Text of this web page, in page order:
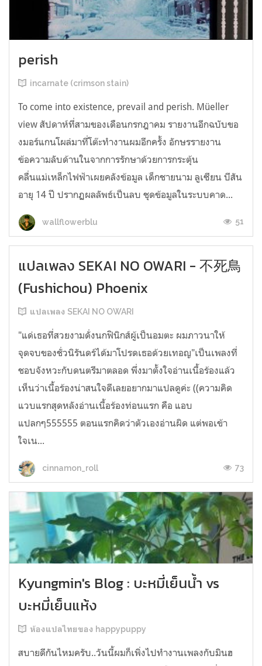
perish
incarnate (crimson stain)
To come into existence, prevail and perish. Müeller
view สัปดาห์ที่สามของเดือนกรกฎาคม รายงานอีกฉบับขอ
งมอร์แกนโผล่มาที่โต๊ะทำงานผมอีกครั้ง อักษรรายงาน
ข้อความลับด้านในจากการรักษาด้วยการกระตุ้น
คลื่นแม่เหล็กไฟฟ้าเผยคลังข้อมูล เด็กชายนาม ลูเซียน บีสัน
อายุ 14 ปี ปรากฏผลลัพธ์เป็นลบ ชุดข้อมูลในระบบคาด...
wallflowerblu 51
แปลเพลง SEKAI NO OWARI - 不死鳥
(Fushichou) Phoenix
แปลเพลง SEKAI NO OWARI
"แด่เธอที่สวยงามดั่งนกฟินิกส์ผู้เป็นอมตะ ผมภาวนาให้
จุดจบของชั่วนิรันดร์ได้มาโปรดเธอด้วยเทอญ"เป็นเพลงที่
ชอบจังหวะกับดนตรีมาตลอด พึ่งมาตั้งใจอ่านเนื้อร้องแล้ว
เห็นว่าเนื้อร้องน่าสนใจดีเลยอยากมาแปลดูค่ะ ((ความคิด
แวบแรกสุดหลังอ่านเนื้อร้องท่อนแรก คือ แอบ
แปลกๆ555555 ตอนแรกคิดว่าตัวเองอ่านผิด แต่พอเข้า
ใจเน...
cinnamon_roll 73
Kyungmin's Blog : บะหมี่เย็นน้ำ vs
บะหมี่เย็นแห้ง
ห้องแปลไทยของ happypuppy
สบายดีกันไหมครับ..วันนี้ผมก็เพิ่งไปทำงานเพลงกับมินฮ